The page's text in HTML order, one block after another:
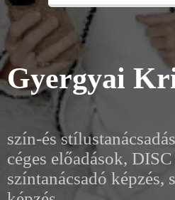
Gyergyai
szín-és
céges előadások,
színtanácsadó képzés,
2026.08.03
Nem
veled
van
baj-
lehet,
A
fehér
–